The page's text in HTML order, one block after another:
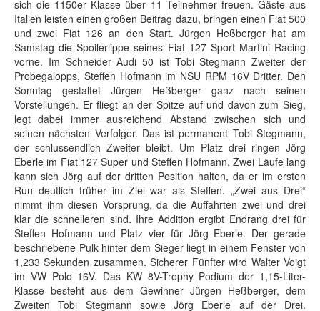
sich die 1150er Klasse über 11 Teilnehmer freuen. Gäste aus
Italien leisten einen großen Beitrag dazu, bringen einen Fiat 500
und zwei Fiat 126 an den Start. Jürgen Heßberger hat am
Samstag die Spoilerlippe seines Fiat 127 Sport Martini Racing
vorne. Im Schneider Audi 50 ist Tobi Stegmann Zweiter der
Probegalopps, Steffen Hofmann im NSU RPM 16V Dritter. Den
Sonntag gestaltet Jürgen Heßberger ganz nach seinen
Vorstellungen. Er fliegt an der Spitze auf und davon zum Sieg,
legt dabei immer ausreichend Abstand zwischen sich und
seinen nächsten Verfolger. Das ist permanent Tobi Stegmann,
der schlussendlich Zweiter bleibt. Um Platz drei ringen Jörg
Eberle im Fiat 127 Super und Steffen Hofmann. Zwei Läufe lang
kann sich Jörg auf der dritten Position halten, da er im ersten
Run deutlich früher im Ziel war als Steffen. „Zwei aus Drei“
nimmt ihm diesen Vorsprung, da die Auffahrten zwei und drei
klar die schnelleren sind. Ihre Addition ergibt Endrang drei für
Steffen Hofmann und Platz vier für Jörg Eberle. Der gerade
beschriebene Pulk hinter dem Sieger liegt in einem Fenster von
1,233 Sekunden zusammen. Sicherer Fünfter wird Walter Voigt
im VW Polo 16V. Das KW 8V-Trophy Podium der 1,15-Liter-
Klasse besteht aus dem Gewinner Jürgen Heßberger, dem
Zweiten Tobi Stegmann sowie Jörg Eberle auf der Drei.